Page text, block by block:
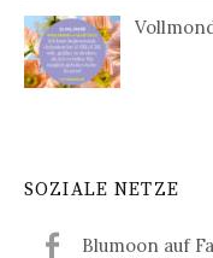
SOZIALE NETZE
Blumoon auf